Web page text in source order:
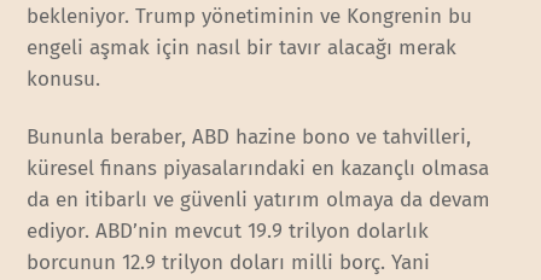
bekleniyor. Trump yönetiminin ve Kongrenin bu
engeli aşmak için nasıl bir tavır alacağı merak
konusu.
Bununla beraber, ABD hazine bono ve tahvilleri,
küresel finans piyasalarındaki en kazançlı olmasa
da en itibarlı ve güvenli yatırım olmaya da devam
ediyor. ABD’nin mevcut 19.9 trilyon dolarlık
borcunun 12.9 trilyon doları milli borç. Yani